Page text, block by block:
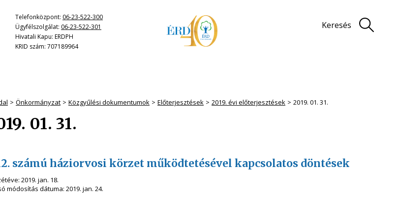
Telefonközpont: 06-23-522-300
Ügyfélszolgálat: 06-23-522-301
Hivatali Kapu: ERDPH
KRID szám: 707189964
Keresés
Önkormányzat Közgyűlési dokumentumok Előterjesztések 2019. évi előterjesztések 2019. 01. 31.
01. 31.
számú háziorvosi körzet működtetésével kapcsolatos döntések
2019. jan. 18.
módosítás dátuma: 2019. jan. 24.